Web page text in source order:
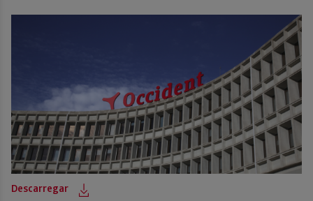
Descarregar